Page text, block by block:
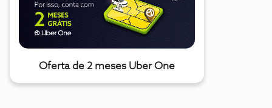
Oferta de 2 meses Uber One